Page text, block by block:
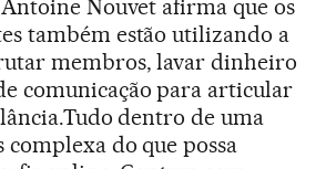
Nouvet afirma que os
também estão utilizando a
membros, lavar dinheiro
comunicação para articular
dentro de uma
do que possa